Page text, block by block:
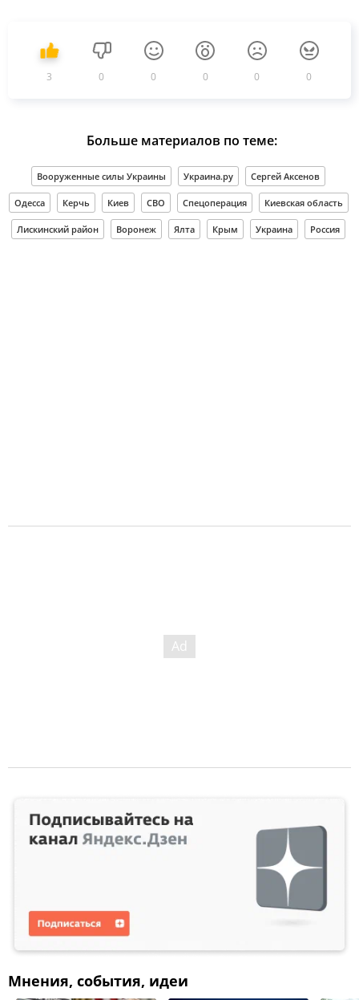
3 0 0 0 0 0
Больше материалов по теме:
Вооруженные силы Украины Украина.ру Сергей Аксенов
Одесса Керчь Киев СВО Спецоперация Киевская область
Лискинский район Воронеж Ялта Крым Украина Россия
Мнения, события, идеи